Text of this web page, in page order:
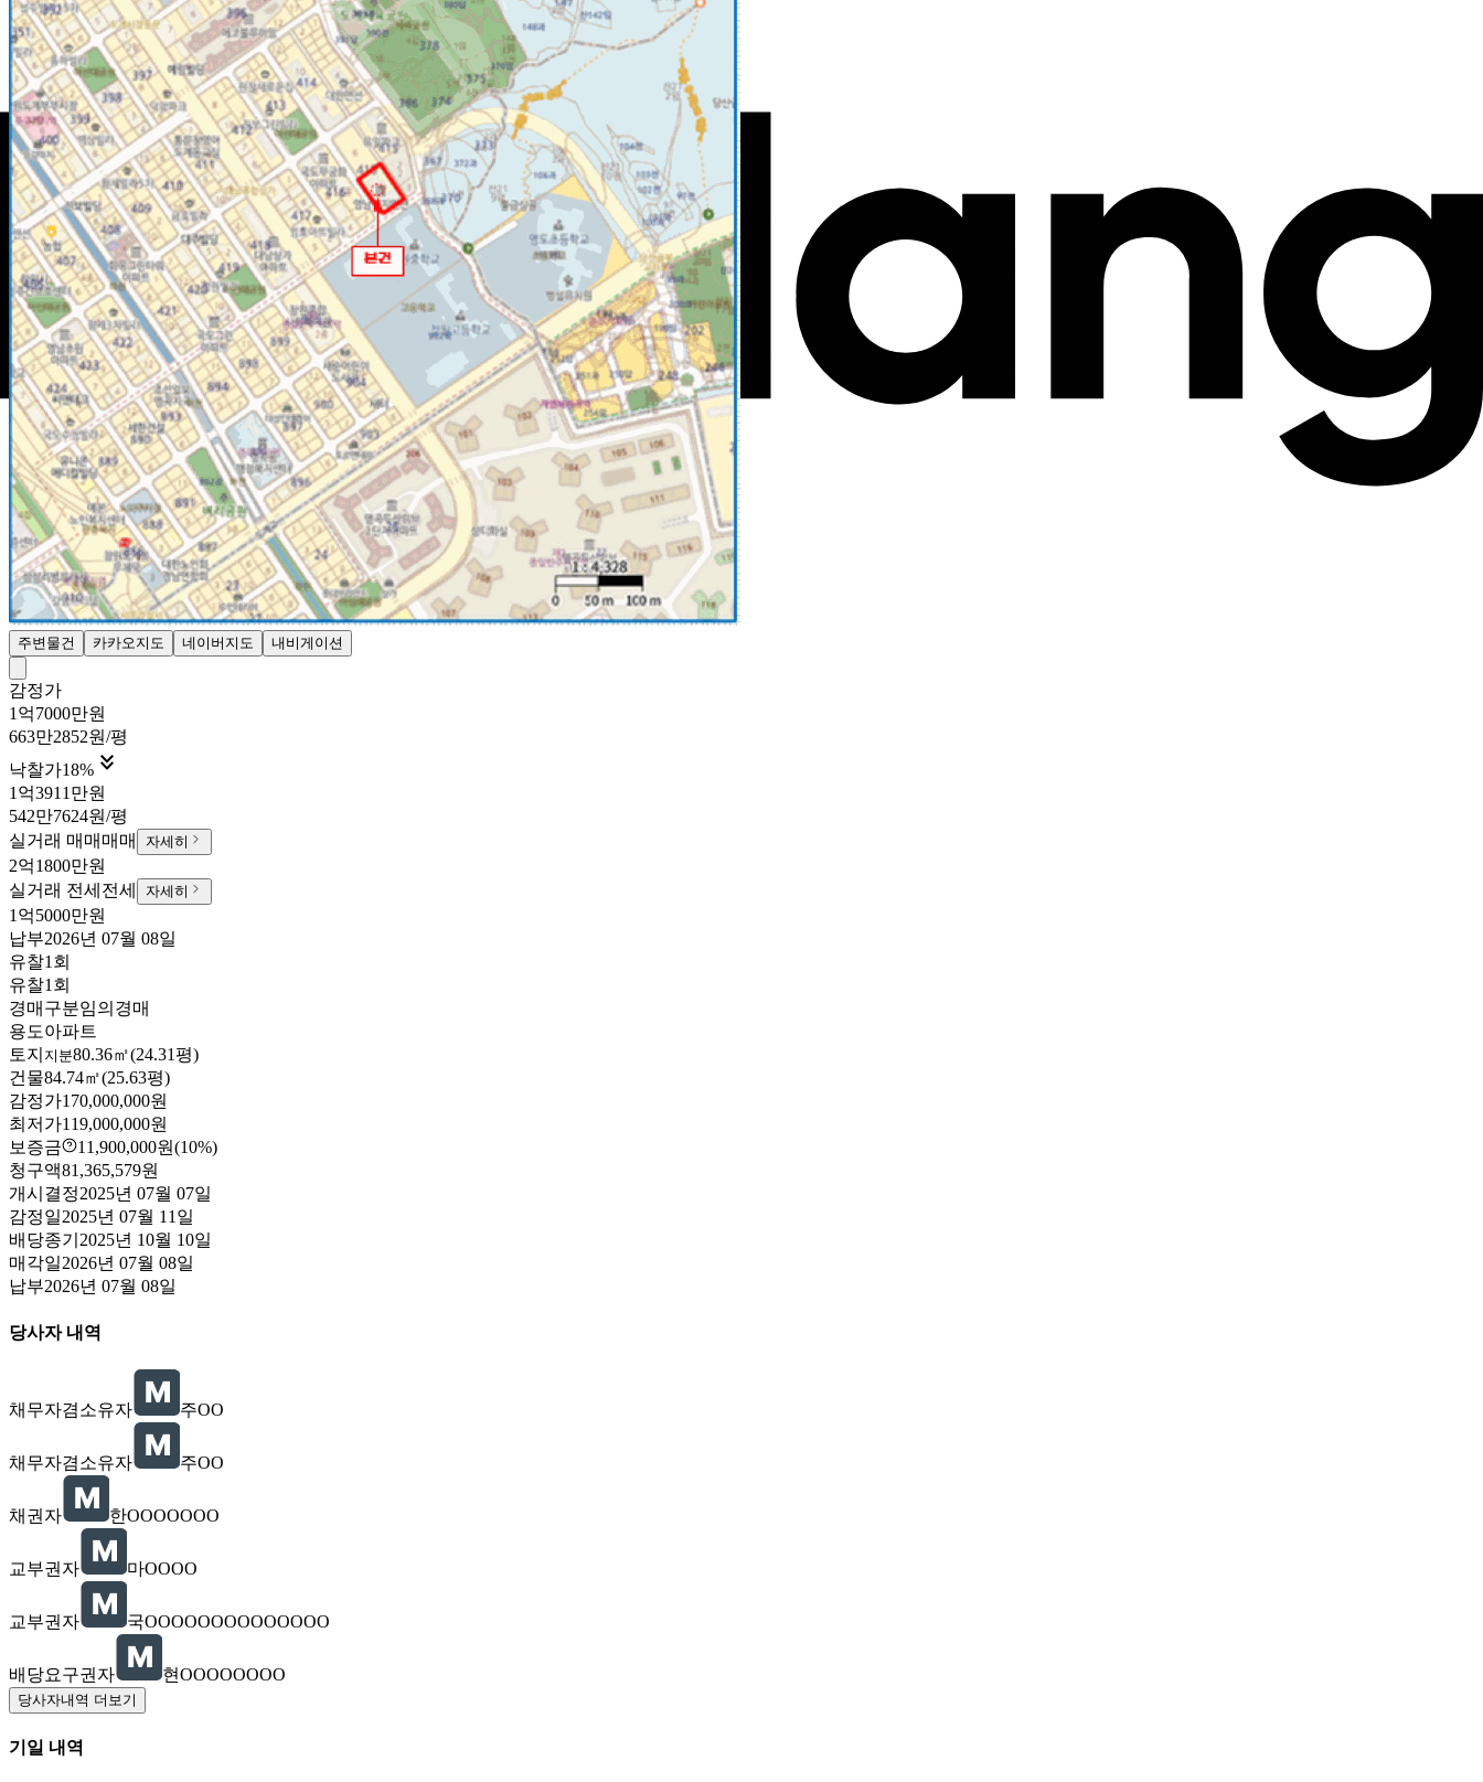
주변물건 카카오지도 네이버지도 내비게이션
감정가
1억7000만원
663만2852원/평
낙찰가18% 
1억3911만원
542만7624원/평
실거래 매매 매매 자세히
2억1800만원
실거래 전세 전세 자세히
1억5000만원
납부2026년 07월 08일
유찰1회
유찰1회
경매구분임의경매
용도아파트
토지 지분80.36㎡(24.31평)
건물84.74㎡(25.63평)
감정가170,000,000원
최저가119,000,000원
보증금
11,900,000원(10%)
청구액81,365,579원
개시결정2025년 07월 07일
감정일2025년 07월 11일
배당종기 2025년 10월 10일
매각일2026년 07월 08일
납부2026년 07월 08일
당사자 내역
채무자겸소유자 주OO
채무자겸소유자 주OO
채권자 한OOOOOOO
교부권자 마OOOO
교부권자 국OOOOOOOOOOOOOO
배당요구권자 현OOOOOOOO
당사자내역 더보기
기일 내역